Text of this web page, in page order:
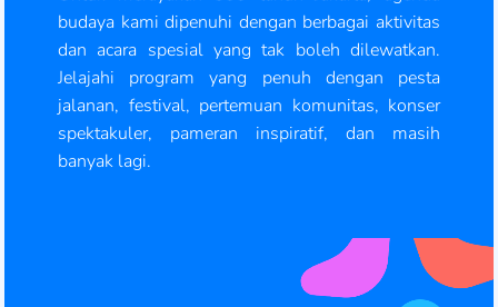
budaya kami dipenuhi dengan berbagai aktivitas
dan acara spesial yang tak boleh dilewatkan.
Jelajahi program yang penuh dengan pesta
jalanan, festival, pertemuan komunitas, konser
spektakuler, pameran inspiratif, dan masih
banyak lagi.